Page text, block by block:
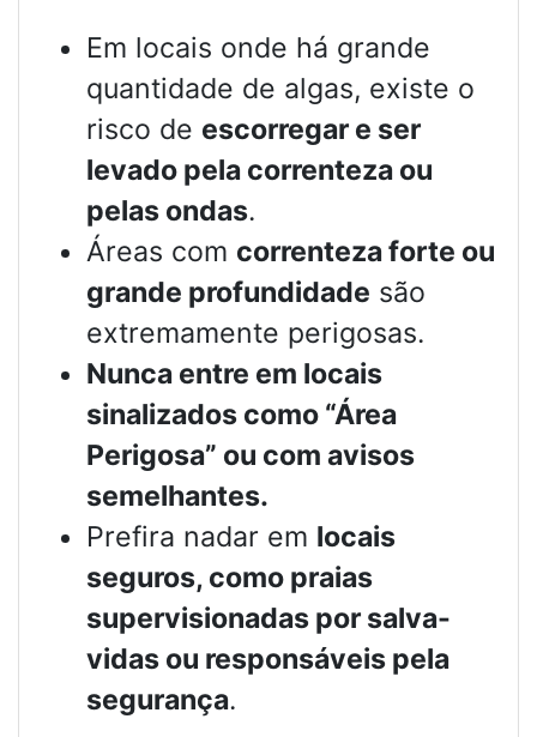
Em locais onde há grande
quantidade de algas, existe o
risco de escorregar e ser
levado pela correnteza ou
pelas ondas.
Áreas com correnteza forte ou
grande profundidade são
extremamente perigosas.
Nunca entre em locais
sinalizados como “Área
Perigosa” ou com avisos
semelhantes.
Prefira nadar em locais
seguros, como praias
supervisionadas por salva-
vidas ou responsáveis pela
segurança.